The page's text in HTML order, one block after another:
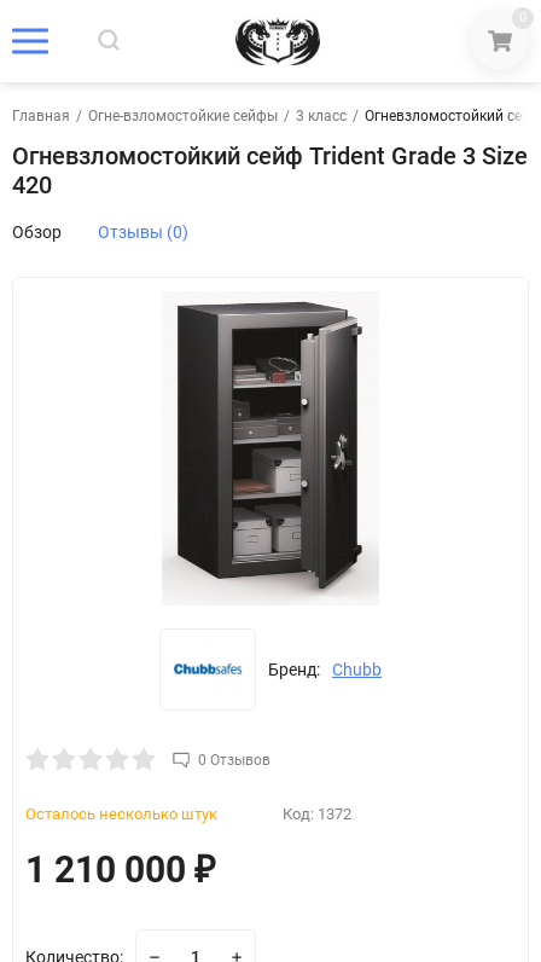
0
Главная / Огне-взломостойкие сейфы / 3 класс / Огневзломостойкий
Огневзломостойкий сейф Trident Grade 3 Size
420
Обзор Отзывы (0)
Бренд: Chubb
0 Отзывов
Осталось несколько штук Код: 1372
1 210 000 ₽
Количество: